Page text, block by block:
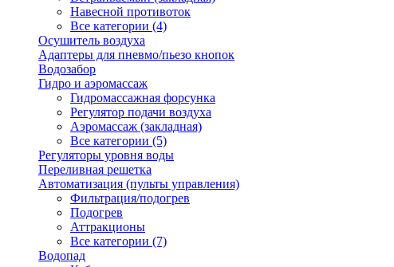
Навесной противоток
Все категории (4)
Осушитель воздуха
Адаптеры для пневмо/пьезо кнопок
Водозабор
Гидро и аэромассаж
Гидромассажная форсунка
Регулятор подачи воздуха
Аэромассаж (закладная)
Все категории (5)
Регуляторы уровня воды
Переливная решетка
Автоматизация (пульты управления)
Фильтрация/подогрев
Подогрев
Аттракционы
Все категории (7)
Водопад